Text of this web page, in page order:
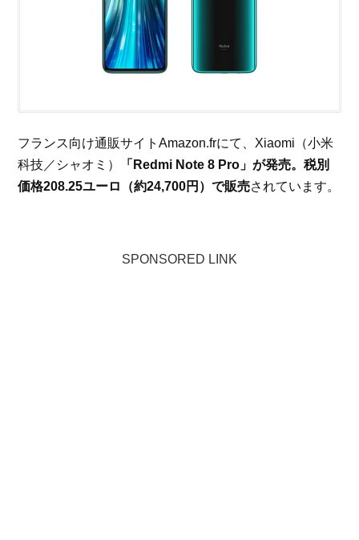
フランス向け通販サイトAmazon.frにて、Xiaomi（小米
科技／シャオミ）
「Redmi Note 8 Pro」が発売。税別
価格208.25ユーロ（約24,700円）で販売されています。
SPONSORED LINK